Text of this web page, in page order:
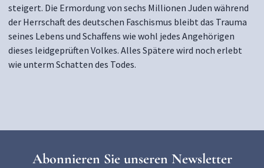
steigert. Die Ermordung von sechs Millionen Juden während
der Herrschaft des deutschen Faschismus bleibt das Trauma
seines Lebens und Schaffens wie wohl jedes Angehörigen
dieses leidgeprüften Volkes. Alles Spätere wird noch erlebt
wie unterm Schatten des Todes.
Abonnieren Sie unseren Newsletter